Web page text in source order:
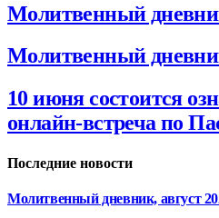
Молитвенный
Молитвенный
10 июня состоится
онлайн-встреча по
Последние новости
Молитвенный дневник, август